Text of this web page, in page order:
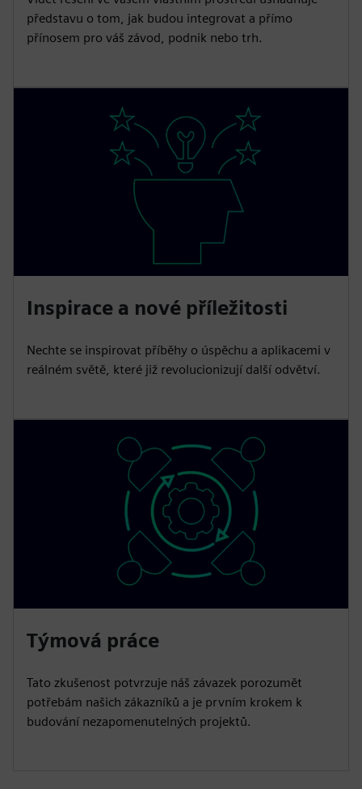
představu o tom, jak budou integrovat a přímo
přínosem pro váš závod, podnik nebo trh.
Inspirace a nové příležitosti
Nechte se inspirovat příběhy o úspěchu a aplikacemi v
reálném světě, které již revolucionizují další odvětví.
Týmová práce
Tato zkušenost potvrzuje náš závazek porozumět
potřebám našich zákazníků a je prvním krokem k
budování nezapomenutelných projektů.